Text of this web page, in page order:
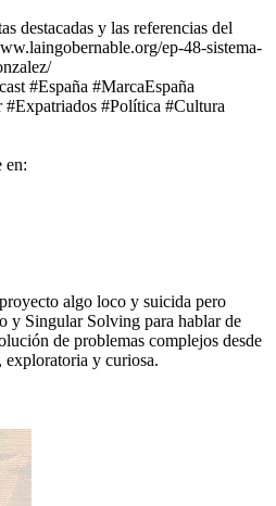
destacadas y las referencias del
ep-48-sistema-
#España #MarcaEspaña
#Política #Cultura
en:
algo loco y suicida pero
y ⁠⁠⁠⁠⁠⁠⁠⁠⁠Singular Solving⁠⁠⁠⁠⁠⁠⁠⁠⁠ para hablar de
de problemas complejos desde
exploratoria y curiosa.